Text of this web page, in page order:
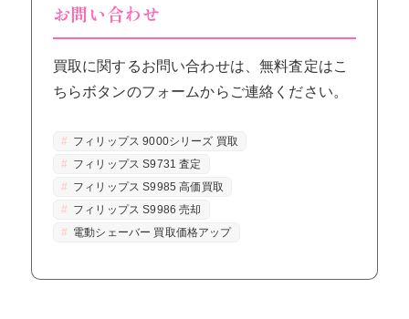
お問い合わせ
買取に関するお問い合わせは、無料査定はこ
ちらボタンのフォームからご連絡ください。
フィリップス 9000シリーズ 買取
フィリップス S9731 査定
フィリップス S9985 高価買取
フィリップス S9986 売却
電動シェーバー 買取価格アップ